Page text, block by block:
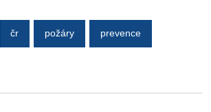
čr požáry prevence